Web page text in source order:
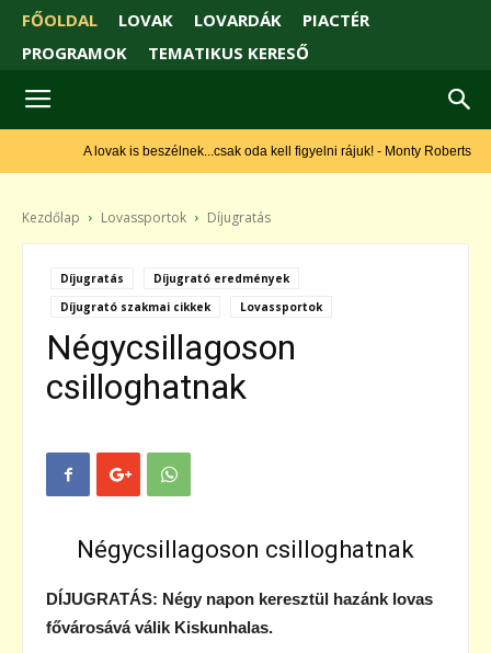
FŐOLDAL LOVAK LOVARDÁK
PIACTÉR
PROGRAMOK
TEMATIKUS KERESŐ
A lovak is beszélnek...csak oda kell figyelni rájuk! - Monty Roberts
Kezdőlap Lovassportok Díjugratás
Díjugratás
Díjugrató eredmények
Díjugrató szakmai cikkek
Lovassportok
Négycsillagoson
csilloghatnak
Négycsillagoson csilloghatnak
DÍJUGRATÁS: Négy napon keresztül hazánk lovas
fővárosává válik Kiskunhalas.